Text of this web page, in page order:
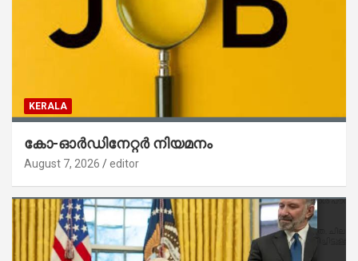
KERALA
കോ-ഓർഡിനേറ്റർ നിയമനം
August 7, 2026 editor